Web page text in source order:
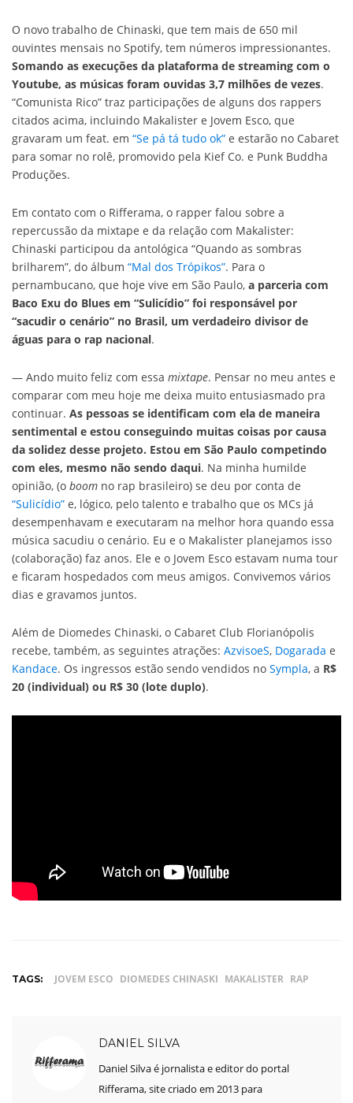
O novo trabalho de Chinaski, que tem mais de 650 mil
ouvintes mensais no Spotify, tem números impressionantes.
Somando as execuções da plataforma de streaming com o
Youtube, as músicas foram ouvidas 3,7 milhões de vezes.
“Comunista Rico” traz participações de alguns dos rappers
citados acima, incluindo Makalister e Jovem Esco, que
gravaram um feat. em “Se pá tá tudo ok” e estarão no Cabaret
para somar no rolê, promovido pela Kief Co. e Punk Buddha
Produções.
Em contato com o Rifferama, o rapper falou sobre a
repercussão da mixtape e da relação com Makalister:
Chinaski participou da antológica “Quando as sombras
brilharem”, do álbum “Mal dos Trópikos”. Para o
pernambucano, que hoje vive em São Paulo, a parceria com
Baco Exu do Blues em “Sulicídio” foi responsável por
“sacudir o cenário” no Brasil, um verdadeiro divisor de
águas para o rap nacional.
— Ando muito feliz com essa mixtape. Pensar no meu antes e
comparar com meu hoje me deixa muito entusiasmado pra
continuar. As pessoas se identificam com ela de maneira
sentimental e estou conseguindo muitas coisas por causa
da solidez desse projeto. Estou em São Paulo competindo
com eles, mesmo não sendo daqui. Na minha humilde
opinião, (o boom no rap brasileiro) se deu por conta de
“Sulicídio” e, lógico, pelo talento e trabalho que os MCs já
desempenhavam e executaram na melhor hora quando essa
música sacudiu o cenário. Eu e o Makalister planejamos isso
(colaboração) faz anos. Ele e o Jovem Esco estavam numa tour
e ficaram hospedados com meus amigos. Convivemos vários
dias e gravamos juntos.
Além de Diomedes Chinaski, o Cabaret Club Florianópolis
recebe, também, as seguintes atrações: AzvisoeS, Dogarada e
Kandace. Os ingressos estão sendo vendidos no Sympla, a R$
20 (individual) ou R$ 30 (lote duplo).
TAGS: JOVEM ESCO DIOMEDES CHINASKI MAKALISTER RAP
DANIEL SILVA
Daniel Silva é jornalista e editor do portal
Rifferama, site criado em 2013 para